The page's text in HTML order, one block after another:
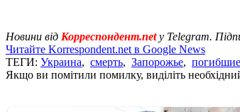
Новини від Корреспондент.netу Telegram.
Читайте Korrespondent.net в Google News
ТЕГИ: Украина, смерть, Запорожье, погибшие
Якщо ви помітили помилку, виділіть